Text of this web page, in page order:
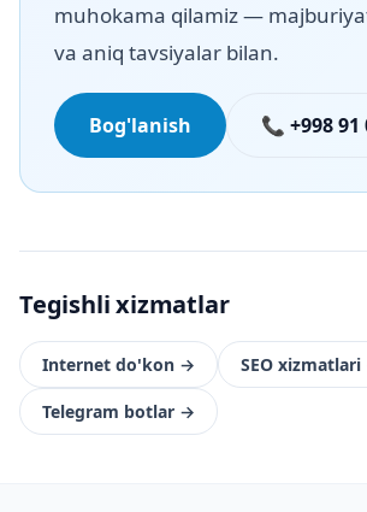
muhokama qilamiz —
va aniq tavsiyalar bilan.
Bog'lanish 📞 +998 91
Tegishli xizmatlar
Internet do'kon → SEO xizmatlari
Telegram botlar →